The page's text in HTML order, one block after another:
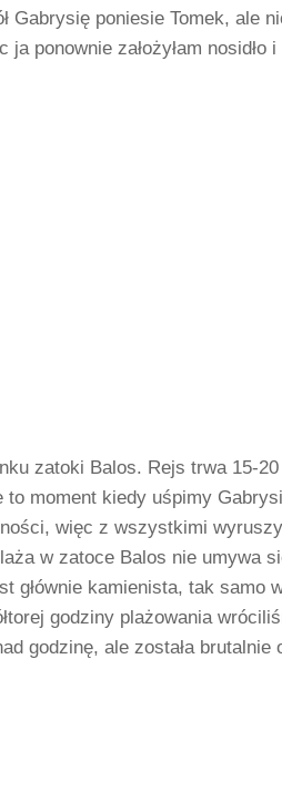
Gabrysię poniesie Tomek, ale
ponownie założyłam nosidło
zatoki Balos. Rejs trwa 15-
moment kiedy uśpimy
więc z wszystkimi
w zatoce Balos nie umywa
głównie kamienista, tak samo
godziny plażowania
godzinę, ale została